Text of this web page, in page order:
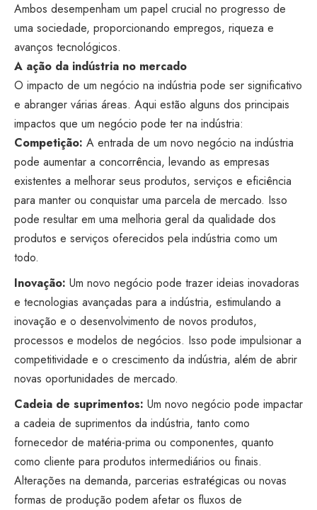
Ambos desempenham um papel crucial no progresso de
uma sociedade, proporcionando empregos, riqueza e
avanços tecnológicos.
A ação da indústria no mercado
O impacto de um negócio na indústria pode ser significativo
e abranger várias áreas. Aqui estão alguns dos principais
impactos que um negócio pode ter na indústria:
Competição: A entrada de um novo negócio na indústria
pode aumentar a concorrência, levando as empresas
existentes a melhorar seus produtos, serviços e eficiência
para manter ou conquistar uma parcela de mercado. Isso
pode resultar em uma melhoria geral da qualidade dos
produtos e serviços oferecidos pela indústria como um
todo.
Inovação: Um novo negócio pode trazer ideias inovadoras
e tecnologias avançadas para a indústria, estimulando a
inovação e o desenvolvimento de novos produtos,
processos e modelos de negócios. Isso pode impulsionar a
competitividade e o crescimento da indústria, além de abrir
novas oportunidades de mercado.
Cadeia de suprimentos: Um novo negócio pode impactar
a cadeia de suprimentos da indústria, tanto como
fornecedor de matéria-prima ou componentes, quanto
como cliente para produtos intermediários ou finais.
Alterações na demanda, parcerias estratégicas ou novas
formas de produção podem afetar os fluxos de